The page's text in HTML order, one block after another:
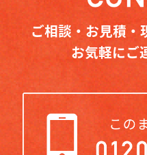
ご相談・お見積・
お気軽にご